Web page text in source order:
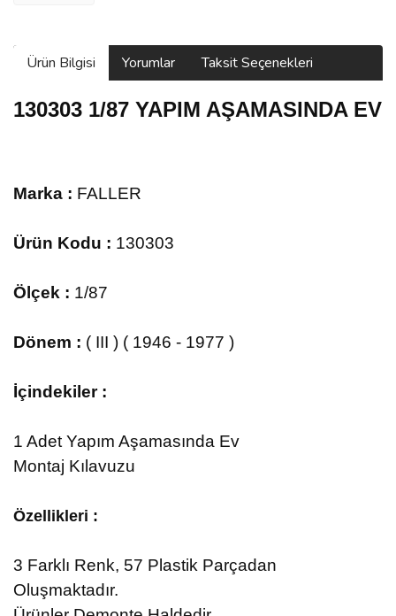
Ürün Bilgisi Yorumlar Taksit Seçenekleri
130303 1/87 YAPIM AŞAMASINDA EV
Marka : FALLER
Ürün Kodu : 130303
Ölçek : 1/87
Dönem : ( III ) ( 1946 - 1977 )
İçindekiler :
1 Adet Yapım Aşamasında Ev
Montaj Kılavuzu
Özellikleri :
3 Farklı Renk, 57 Plastik Parçadan
Oluşmaktadır.